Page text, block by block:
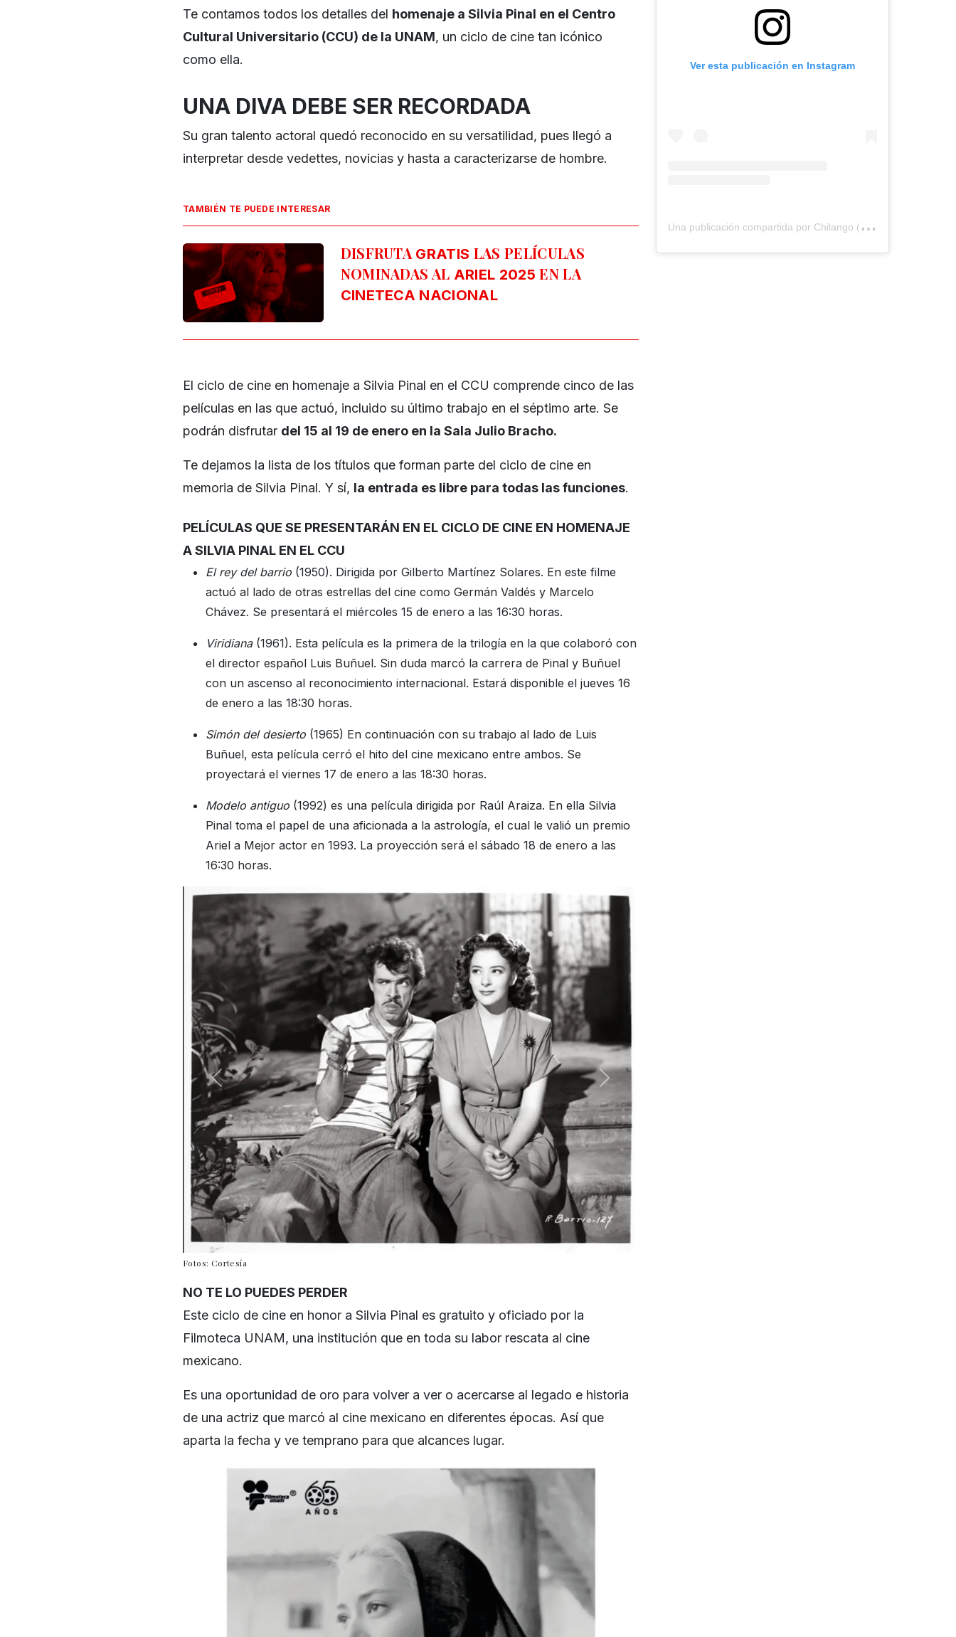
Te contamos todos los detalles del homenaje a Silvia Pinal en el Centro
Cultural Universitario (CCU) de la UNAM, un ciclo de cine tan icónico
como ella.
UNA DIVA DEBE SER RECORDADA
Su gran talento actoral quedó reconocido en su versatilidad, pues llegó a
interpretar desde vedettes, novicias y hasta a caracterizarse de hombre.
TAMBIÉN TE PUEDE INTERESAR
DISFRUTA GRATIS LAS PELÍCULAS
NOMINADAS AL ARIEL 2025 EN LA
CINETECA NACIONAL
El ciclo de cine en homenaje a Silvia Pinal en el CCU comprende cinco de las
películas en las que actuó, incluido su último trabajo en el séptimo arte. Se
podrán disfrutar del 15 al 19 de enero en la Sala Julio Bracho.
Te dejamos la lista de los títulos que forman parte del ciclo de cine en
memoria de Silvia Pinal. Y sí, la entrada es libre para todas las funciones.
PELÍCULAS QUE SE PRESENTARÁN EN EL CICLO DE CINE EN HOMENAJE
A SILVIA PINAL EN EL CCU
El rey del barrio (1950). Dirigida por Gilberto Martínez Solares. En este filme
actuó al lado de otras estrellas del cine como Germán Valdés y Marcelo
Chávez. Se presentará el miércoles 15 de enero a las 16:30 horas.
Viridiana(1961). Esta película es la primera de la trilogía en la que colaboró con
el director español Luis Buñuel. Sin duda marcó la carrera de Pinal y Buñuel
con un ascenso al reconocimiento internacional. Estará disponible el jueves 16
de enero a las 18:30 horas.
Simón del desierto (1965) En continuación con su trabajo al lado de Luis
Buñuel, esta película cerró el hito del cine mexicano entre ambos. Se
proyectará el viernes 17 de enero a las 18:30 horas.
Modelo antiguo (1992) es una película dirigida por Raúl Araiza. En ella Silvia
Pinal toma el papel de una aficionada a la astrología, el cual le valió un premio
Ariel a Mejor actor en 1993. La proyección será el sábado 18 de enero a las
16:30 horas.
Fotos: Cortesía
NO TE LO PUEDES PERDER
Este ciclo de cine en honor a Silvia Pinal es gratuito y oficiado por la
Filmoteca UNAM, una institución que en toda su labor rescata al cine
mexicano.
Es una oportunidad de oro para volver a ver o acercarse al legado e historia
de una actriz que marcó al cine mexicano en diferentes épocas. Así que
aparta la fecha y ve temprano para que alcances lugar.
Ver esta publicación en Instagram
U
na publicación compartida por Chilango (@chilangocom)